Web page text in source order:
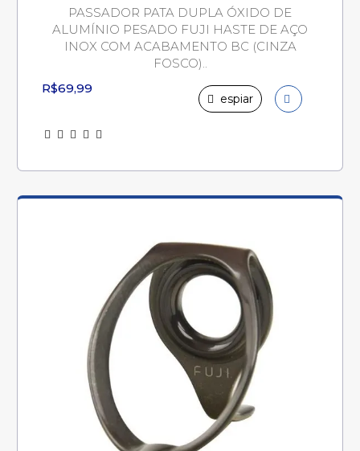
PASSADOR PATA DUPLA ÓXIDO DE
ALUMÍNIO PESADO FUJI HASTE DE AÇO
INOX COM ACABAMENTO BC (CINZA
FOSCO)..
R$69,99
espiar